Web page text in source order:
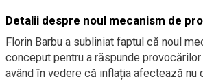
Detalii despre noul mecanism de
Florin Barbu a subliniat faptul că noul
conceput pentru a răspunde
având în vedere că inflația afectează nu